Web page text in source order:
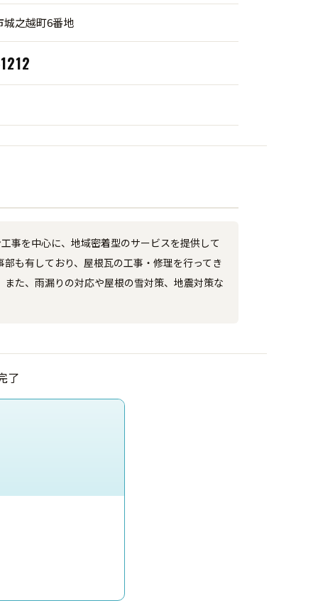
城之越町6番地
事を中心に、地域密着型のサービスを提供して
も有しており、屋根瓦の工事・修理を行ってき
た、雨漏りの対応や屋根の雪対策、地震対策な